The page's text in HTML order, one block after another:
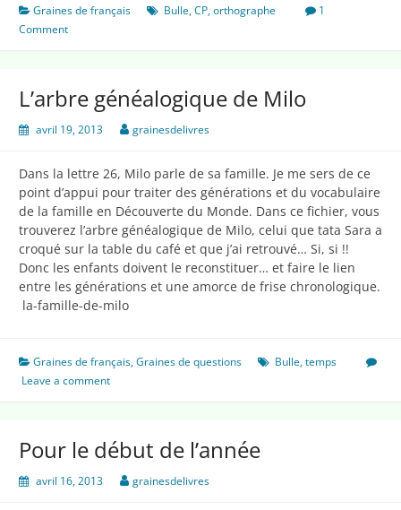
outils
Graines de français Bulle,CP,orthographe
1
Comment
L’arbre généalogique de Milo
avril 19, 2013 grainesdelivres
Dans la lettre 26, Milo parle de sa famille. Je me sers de ce
point d’appui pour traiter des générations et du vocabulaire
de la famille en Découverte du Monde. Dans ce fichier, vous
trouverez l’arbre généalogique de Milo, celui que tata Sara a
croqué sur la table du café et que j’ai retrouvé… Si, si !!
Donc les enfants doivent le reconstituer… et faire le lien
entre les générations et une amorce de frise chronologique.
la-famille-de-milo
Graines de français,Graines de questions Bulle,temps
Leave a comment
Pour le début de l’année
avril 16, 2013 grainesdelivres